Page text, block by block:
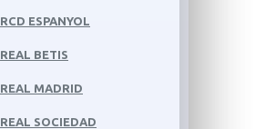
RCD ESPANYOL
REAL BETIS
REAL MADRID
REAL SOCIEDAD